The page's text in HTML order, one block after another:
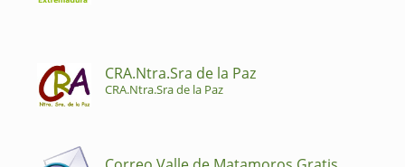
CRA.Ntra.Sra de la Paz
CRA.Ntra.Sra de la Paz